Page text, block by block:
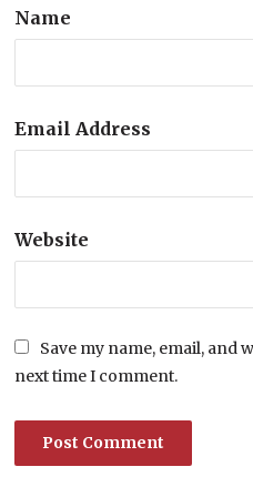
Name
Email Address
Website
Save my name, email, and
next time I comment.